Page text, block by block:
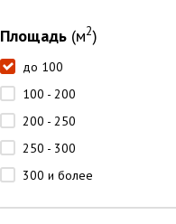
Площадь(м2)
до 100
100 - 200
200 - 250
250 - 300
300 и более